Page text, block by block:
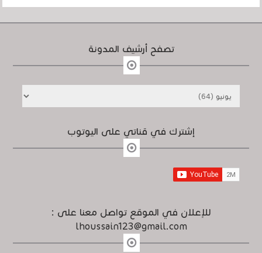
تصفح أرشيف المدونة
إشترك في قناتي على اليوتوب
للإعلان في الموقع تواصل معنا على :
lhoussain123@gmail.com